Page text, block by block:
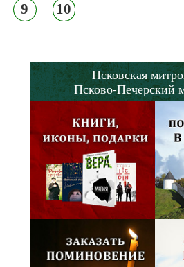
9 10
Псковская
Псково-Печерский